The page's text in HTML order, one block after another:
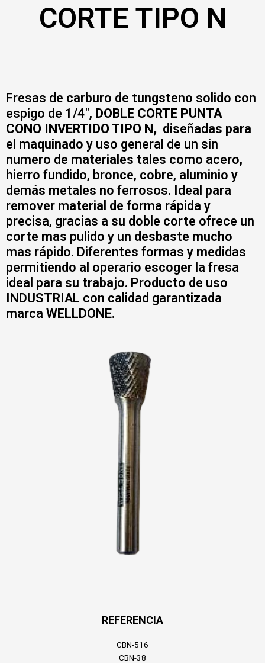
CORTE TIPO N
Fresas de carburo de tungsteno solido con
espigo de 1/4″, DOBLE CORTE PUNTA
CONO INVERTIDO TIPO N, diseñadas para
el maquinado y uso general de un sin
numero de materiales tales como acero,
hierro fundido, bronce, cobre, aluminio y
demás metales no ferrosos. Ideal para
remover material de forma rápida y
precisa, gracias a su doble corte ofrece un
corte mas pulido y un desbaste mucho
mas rápido. Diferentes formas y medidas
permitiendo al operario escoger la fresa
ideal para su trabajo. Producto de uso
INDUSTRIAL con calidad garantizada
marca WELLDONE.
REFERENCIA
CBN-516
CBN-38